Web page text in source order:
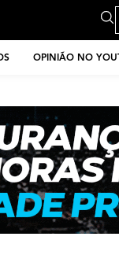
OPINIÃO NO